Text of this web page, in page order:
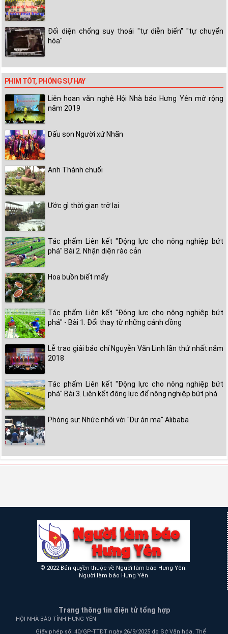
Đối diện chống suy thoái "tự diễn biến" "tự chuyển
hóa"
PHIM TỐT, PHÓNG SỰ HAY
Liên hoan văn nghệ Hội Nhà báo Hưng Yên mở rộng
năm 2019
Dấu son Người xứ Nhãn
Anh Thành chuối
Ước gì thời gian trở lại
Tác phẩm Liên kết "Động lực cho nông nghiệp bứt
phá" Bài 2. Nhận diện rào cản
Hoa buồn biết mấy
Tác phẩm Liên kết "Động lực cho nông nghiệp bứt
phá" - Bài 1. Đổi thay từ những cánh đồng
Lễ trao giải báo chí Nguyễn Văn Linh lần thứ nhất năm
2018
Tác phẩm Liên kết "Động lực cho nông nghiệp bứt
phá" Bài 3. Liên kết động lực để nông nghiệp bứt phá
Phóng sự: Nhức nhối với "Dự án ma" Alibaba
© 2022 Bản quyền thuộc về Người làm báo Hưng Yên.
Người làm báo Hưng Yên
Trang thông tin điện tử tổng hợp
HỘI NHÀ BÁO TỈNH HƯNG YÊN
Giấy phép số: 40/GP-TTĐT ngày 26/9/2025 do Sở Văn hóa, Thể